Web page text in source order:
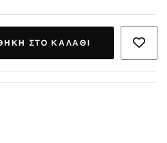
ΣΤΟ ΚΑΛΆΘΙ